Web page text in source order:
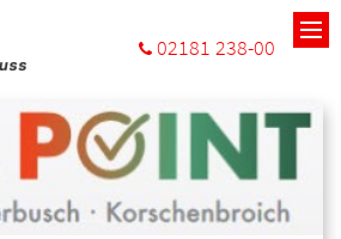
02181 238-00